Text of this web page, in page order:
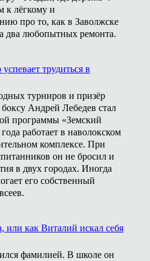
к лёгкому и
про то, как в Заволжске
два любопытных ремонта.
трудиться в
турниров и призёр
Андрей Лебедев стал
программы «Земский
работает в наволокском
комплексе. При
он не бросил и
в двух городах. Иногда
его собственный
или как Виталий искал себя
фамилией. В школе он